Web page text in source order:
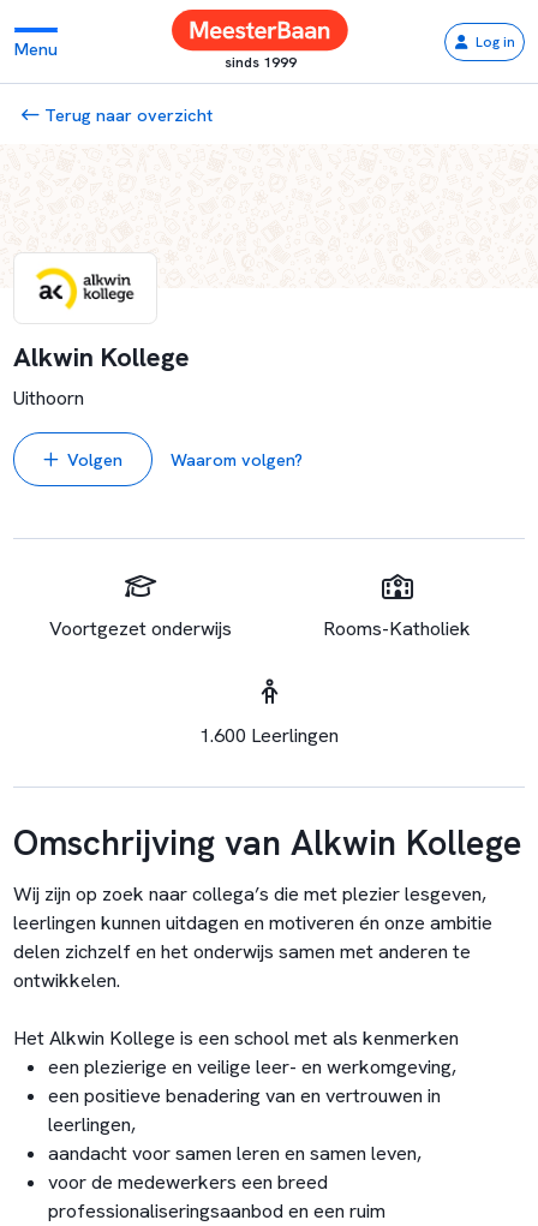
Menu
sinds 1999
Log in
Terug naar overzicht
Alkwin Kollege
Uithoorn
Volgen Waarom volgen?
Voortgezet onderwijs Rooms-Katholiek
1.600 Leerlingen
Omschrijving van Alkwin Kollege
Wij zijn op zoek naar collega’s die met plezier lesgeven,
leerlingen kunnen uitdagen en motiveren én onze ambitie
delen zichzelf en het onderwijs samen met anderen te
ontwikkelen.
Het Alkwin Kollege is een school met als kenmerken
een plezierige en veilige leer- en werkomgeving,
een positieve benadering van en vertrouwen in
leerlingen,
aandacht voor samen leren en samen leven,
voor de medewerkers een breed
professionaliseringsaanbod en een ruim